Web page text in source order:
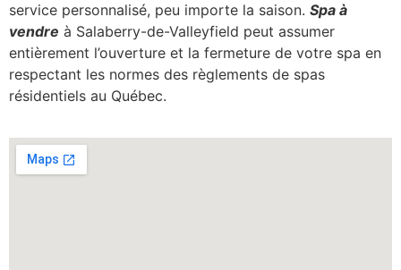
service personnalisé, peu importe la saison. Spa à
vendre à Salaberry-de-Valleyfield peut assumer
entièrement l’ouverture et la fermeture de votre spa en
respectant les normes des règlements de spas
résidentiels au Québec.